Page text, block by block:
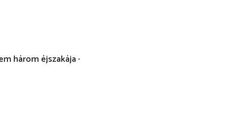
három éjszakája